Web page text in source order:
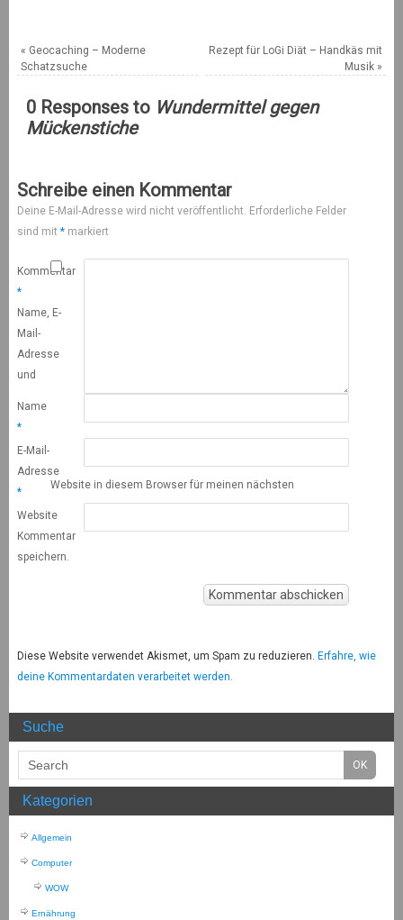
« Geocaching – Moderne
Schatzsuche
Rezept für LoGi Diät – Handkäs mit
Musik »
0 Responses to Wundermittel gegen
Mückenstiche
Schreibe einen Kommentar
Deine E-Mail-Adresse wird nicht veröffentlicht. Erforderliche Felder
sind mit *markiert
Kommentar
*
Name
*
E-Mail-
Adresse
*
Website
Name, E-
Mail-
Adresse
und
Website in diesem Browser für meinen nächsten
Kommentar
speichern.
Diese Website verwendet Akismet, um Spam zu reduzieren. Erfahre, wie
deine Kommentardaten verarbeitet werden.
Suche
Kategorien
Allgemein
Computer
WOW
Ernährung